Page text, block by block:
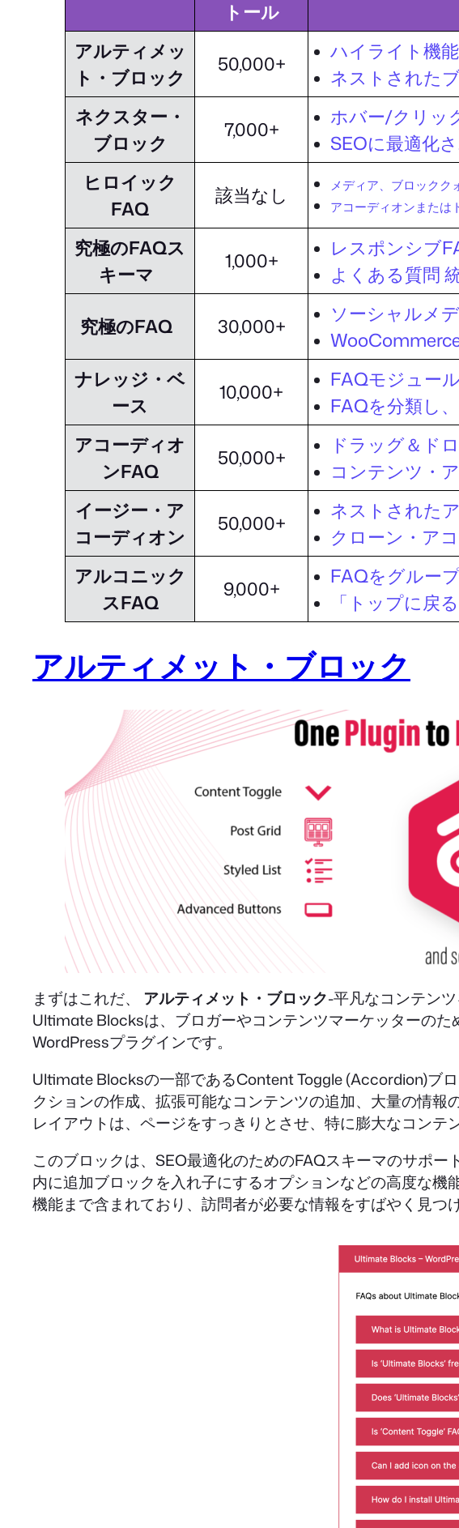
トール
アルティメッ
ト・ブロック
50,000+
ハイライト機
ネストされたブ
ネクスター・
ブロック
7,000+
ホバー/クリッ
SEOに最適化
ヒロイック
FAQ
該当なし
メディア、ブロックク
アコーディオンまたは
究極のFAQス
キーマ
1,000+
レスポンシブ
よくある質問
究極のFAQ 30,000+
ソーシャルメ
WooCommerce
ナレッジ・ベ
ース
10,000+
FAQモジュー
FAQを分類し
アコーディオ
ンFAQ
50,000+
ドラッグ＆ド
コンテンツ・
イージー・ア
コーディオン
50,000+
ネストされた
クローン・ア
アルコニック
スFAQ
9,000+
FAQをグルー
「トップに戻
アルティメット・ブロック
まずはこれだ、 アルティメット・ブロック-平凡なコンテン
Ultimate Blocksは、ブロガーやコンテンツマーケッターの
WordPressプラグインです。
Ultimate Blocksの一部であるContent Toggle (Accordion)ブ
クションの作成、拡張可能なコンテンツの追加、大量の情
レイアウトは、ページをすっきりとさせ、特に膨大なコンテ
このブロックは、SEO最適化のためのFAQスキーマのサポ
内に追加ブロックを入れ子にするオプションなどの高度な
機能まで含まれており、訪問者が必要な情報をすばやく見つ